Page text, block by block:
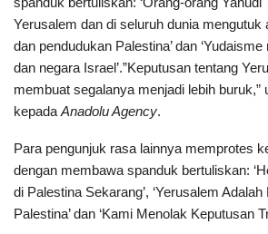
Yerusalem dan di seluruh dunia mengutuk
dan pendudukan Palestina’ dan
dan negara Israel’.”Keputusan tentang
membuat segalanya menjadi lebih buruk,”
kepada Anadolu Agency.
Para pengunjuk rasa lainnya memprotes
dengan membawa spanduk bertuliskan:
di Palestina Sekarang’, ‘Yerusalem
Palestina’ dan ‘Kami Menolak Keputusan